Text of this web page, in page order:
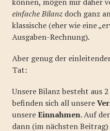
einfache Bilanz doch ganz
klassische (eher wie eine
Ausgaben-Rechnung).
Aber genug der
Tat:
Unsere Bilanz besteht aus
befinden sich all unsere
unsereEinnahmen. Auf
dann (im nächsten Beitrag)